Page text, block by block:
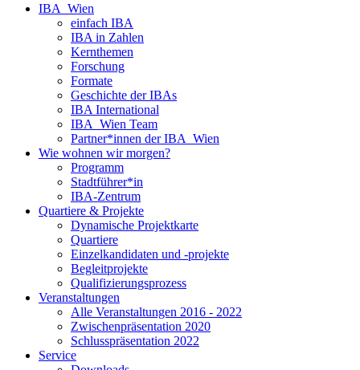
IBA_Wien
einfach IBA
IBA in Zahlen
Kernthemen
Forschung
Formate
Geschichte der IBAs
IBA International
IBA_Wien Team
Partner*innen der IBA_Wien
Wie wohnen wir morgen?
Programm
Stadtführer*in
IBA-Zentrum
Quartiere & Projekte
Dynamische Projektkarte
Quartiere
Einzelkandidaten und -projekte
Begleitprojekte
Qualifizierungsprozess
Veranstaltungen
Alle Veranstaltungen 2016 - 2022
Zwischenpräsentation 2020
Schlusspräsentation 2022
Service